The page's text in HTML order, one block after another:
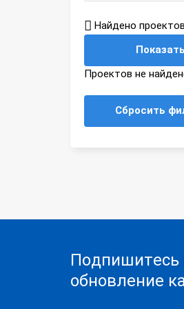
Найдено
Показать
Проектов не
Сбросить
Подпишитесь
обновление